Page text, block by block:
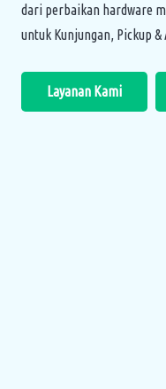
dari perbaikan hardware
untuk Kunjungan, Pickup &
Layanan Kami